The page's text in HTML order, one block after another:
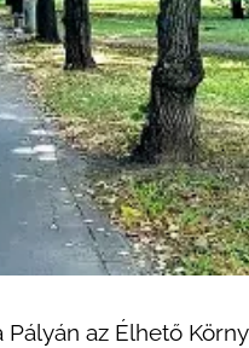
az Élhető